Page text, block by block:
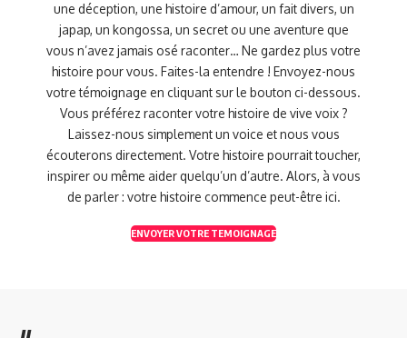
une déception, une histoire d’amour, un fait divers, un
japap, un kongossa, un secret ou une aventure que
vous n’avez jamais osé raconter… Ne gardez plus votre
histoire pour vous. Faites-la entendre ! Envoyez-nous
votre témoignage en cliquant sur le bouton ci-dessous.
Vous préférez raconter votre histoire de vive voix ?
Laissez-nous simplement un voice et nous vous
écouterons directement. Votre histoire pourrait toucher,
inspirer ou même aider quelqu’un d’autre. Alors, à vous
de parler : votre histoire commence peut-être ici.
ENVOYER VOTRE TEMOIGNAGE